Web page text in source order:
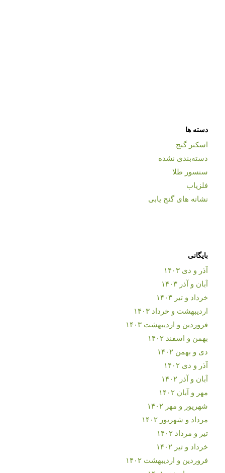
دسته ها
اسکنر گنج
دسته‌بندی نشده
سنسور طلا
فلزیاب
نشانه های گنج یابی
بایگانی
آذر و دی ۱۴۰۳
آبان و آذر ۱۴۰۳
خرداد و تیر ۱۴۰۳
اردیبهشت و خرداد ۱۴۰۳
فروردین و اردیبهشت ۱۴۰۳
بهمن و اسفند ۱۴۰۲
دی و بهمن ۱۴۰۲
آذر و دی ۱۴۰۲
آبان و آذر ۱۴۰۲
مهر و آبان ۱۴۰۲
شهریور و مهر ۱۴۰۲
مرداد و شهریور ۱۴۰۲
تیر و مرداد ۱۴۰۲
خرداد و تیر ۱۴۰۲
فروردین و اردیبهشت ۱۴۰۲